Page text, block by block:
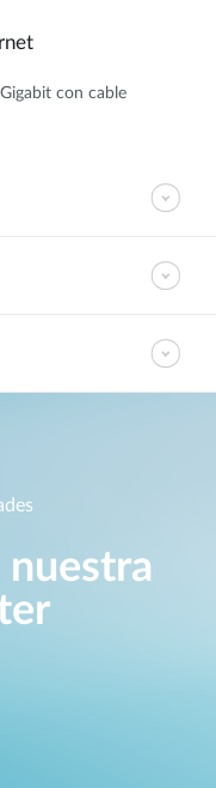
con cable
nuestra